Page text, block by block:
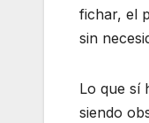
fichar, el
sin
Lo que sí
siendo